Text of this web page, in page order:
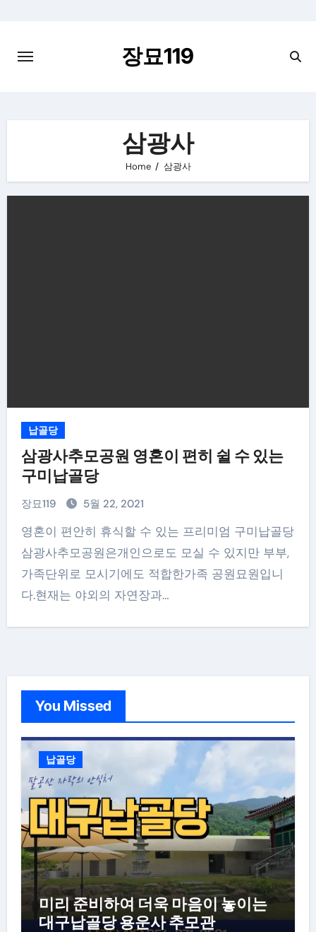
content
장묘119
삼광사
Home 삼광사
납골당
삼광사추모공원 영혼이 편히 쉴 수 있는
구미납골당
장묘119 5월 22, 2021
영혼이 편안히 휴식할 수 있는 프리미엄 구미납골당
삼광사추모공원은개인으로도 모실 수 있지만 부부,
가족단위로 모시기에도 적합한가족 공원묘원입니
다.현재는 야외의 자연장과…
You Missed
납골당
미리 준비하여 더욱 마음이 놓이는
대구납골당 용운사 추모관